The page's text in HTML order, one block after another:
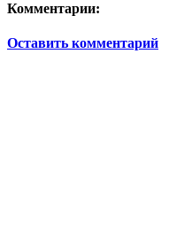
Комментарии:
Оставить комментарий